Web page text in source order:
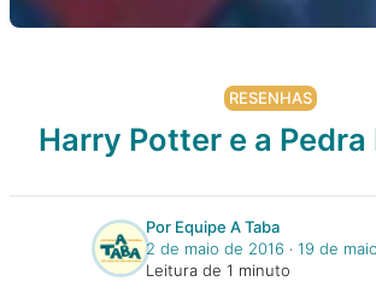
RESENHAS
Harry Potter e a
Por Equipe A Taba
2 de maio de 2016 ‧ 19 de
Leitura de 1 minuto